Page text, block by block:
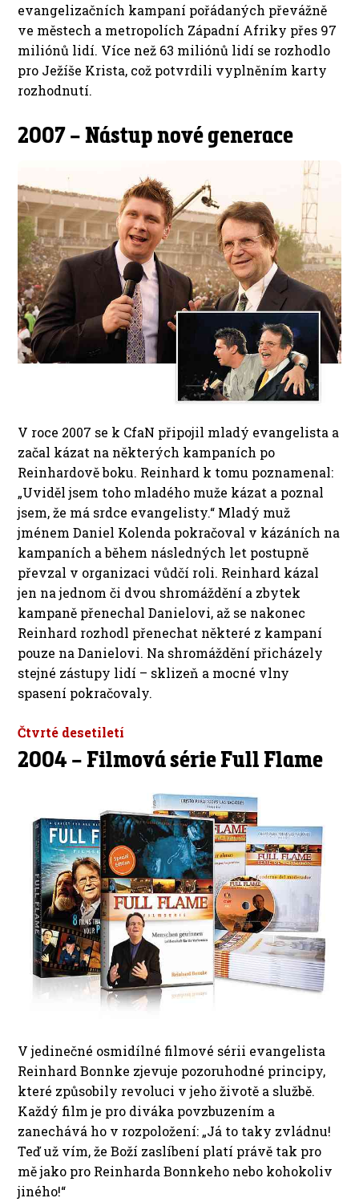
evangelizačních kampaní pořádaných převážně
ve městech a metropolích Západní Afriky přes 97
miliónů lidí. Více než 63 miliónů lidí se rozhodlo
pro Ježíše Krista, což potvrdili vyplněním karty
rozhodnutí.
2007 – Nástup nové generace
V roce 2007 se k CfaN připojil mladý evangelista a
začal kázat na některých kampaních po
Reinhardově boku. Reinhard k tomu poznamenal:
„Uviděl jsem toho mladého muže kázat a poznal
jsem, že má srdce evangelisty.“ Mladý muž
jménem Daniel Kolenda pokračoval v kázáních na
kampaních a během následných let postupně
převzal v organizaci vůdčí roli. Reinhard kázal
jen na jednom či dvou shromáždění a zbytek
kampaně přenechal Danielovi, až se nakonec
Reinhard rozhodl přenechat některé z kampaní
pouze na Danielovi. Na shromáždění přicházely
stejné zástupy lidí – sklizeň a mocné vlny
spasení pokračovaly.
Čtvrté desetiletí
2004 – Filmová série Full Flame
V jedinečné osmidílné filmové sérii evangelista
Reinhard Bonnke zjevuje pozoruhodné principy,
které způsobily revoluci v jeho životě a službě.
Každý film je pro diváka povzbuzením a
zanechává ho v rozpoložení: „Já to taky zvládnu!
Teď už vím, že Boží zaslíbení platí právě tak pro
mě jako pro Reinharda Bonnkeho nebo kohokoliv
jiného!“